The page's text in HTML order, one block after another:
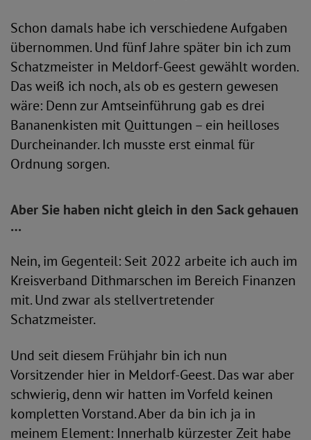
Schon damals habe ich verschiedene Aufgaben
übernommen. Und fünf Jahre später bin ich zum
Schatzmeister in Meldorf-Geest gewählt worden.
Das weiß ich noch, als ob es gestern gewesen
wäre: Denn zur Amtseinführung gab es drei
Bananenkisten mit Quittungen – ein heilloses
Durcheinander. Ich musste erst einmal für
Ordnung sorgen.
Aber Sie haben nicht gleich in den Sack gehauen
…
Nein, im Gegenteil: Seit 2022 arbeite ich auch im
Kreisverband Dithmarschen im Bereich Finanzen
mit. Und zwar als stellvertretender
Schatzmeister.
Und seit diesem Frühjahr bin ich nun
Vorsitzender hier in Meldorf-Geest. Das war aber
schwierig, denn wir hatten im Vorfeld keinen
kompletten Vorstand. Aber da bin ich ja in
meinem Element: Innerhalb kürzester Zeit habe